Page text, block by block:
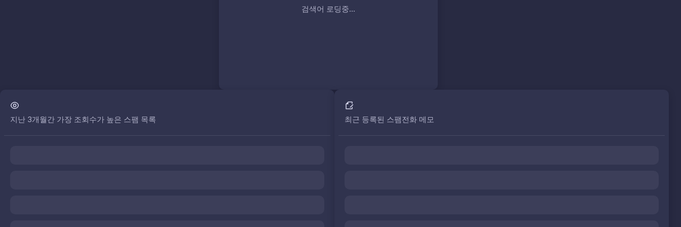
검색어 로딩중...
지난 3개월간 가장 조회수가 높은 스팸 목록 최근 등록된 스팸전화 메모